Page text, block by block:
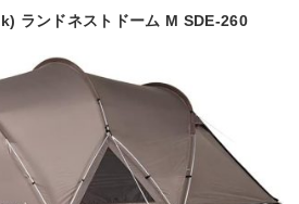
ランドネストドーム M SDE-260